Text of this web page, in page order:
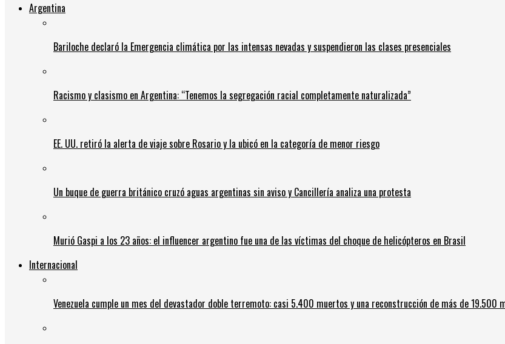
Argentina
Bariloche declaró la Emergencia climática por las intensas nevadas y suspendieron las clases presenciales
Racismo y clasismo en Argentina: “Tenemos la segregación racial completamente naturalizada”
EE. UU. retiró la alerta de viaje sobre Rosario y la ubicó en la categoría de menor riesgo
Un buque de guerra británico cruzó aguas argentinas sin aviso y Cancillería analiza una protesta
Murió Gaspi a los 23 años: el influencer argentino fue una de las víctimas del choque de helicópteros en Brasil
Internacional
Venezuela cumple un mes del devastador doble terremoto: casi 5.400 muertos y una reconstrucción de más de 19.500